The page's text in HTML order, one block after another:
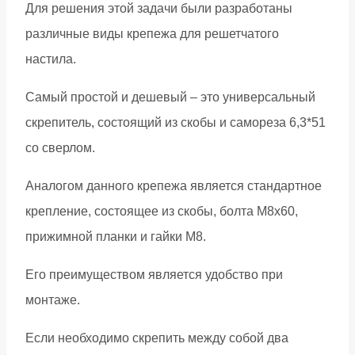
Для решения этой задачи были разработаны
различные виды крепежа для решетчатого
настила.
Самый простой и дешевый – это универсальный
скрепитель, состоящий из скобы и самореза 6,3*51
со сверлом.
Аналогом данного крепежа является стандартное
крепление, состоящее из скобы, болта М8х60,
прижимной планки и гайки М8.
Его преимуществом является удобство при
монтаже.
Если необходимо скрепить между собой два